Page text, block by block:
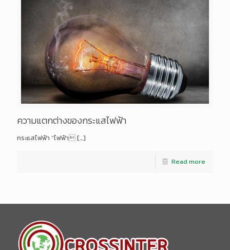
ความแตกต่างของกระแสไฟฟ้า
กระแสไฟฟ้า “ไฟฟ้า[…]
Read more